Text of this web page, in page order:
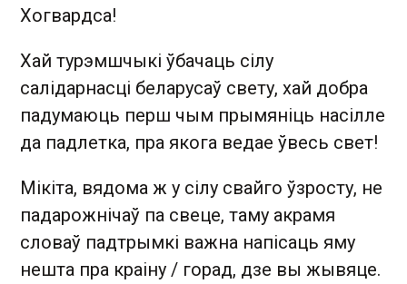
Хогвардса!
Хай турэмшчыкі ўбачаць сілу
салідарнасці беларусаў свету, хай добра
падумаюць перш чым прымяніць насілле
да падлетка, пра якога ведае ўвесь свет!
Мікіта, вядома ж у сілу свайго ўзросту, не
падарожнічаў па свеце, таму акрамя
словаў падтрымкі важна напісаць яму
нешта пра краіну / горад, дзе вы жывяце.